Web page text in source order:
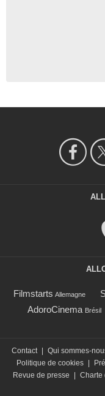
Filmstarts Allemagne
AdoroCinema Brésil
Contact Qui sommes-
Politique de cookies
Revue de presse
Charte